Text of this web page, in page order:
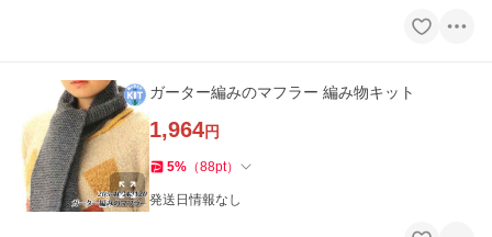
ガーター編みのマフラー 編み物キット
1,964円
5% （88pt）
発送日情報なし